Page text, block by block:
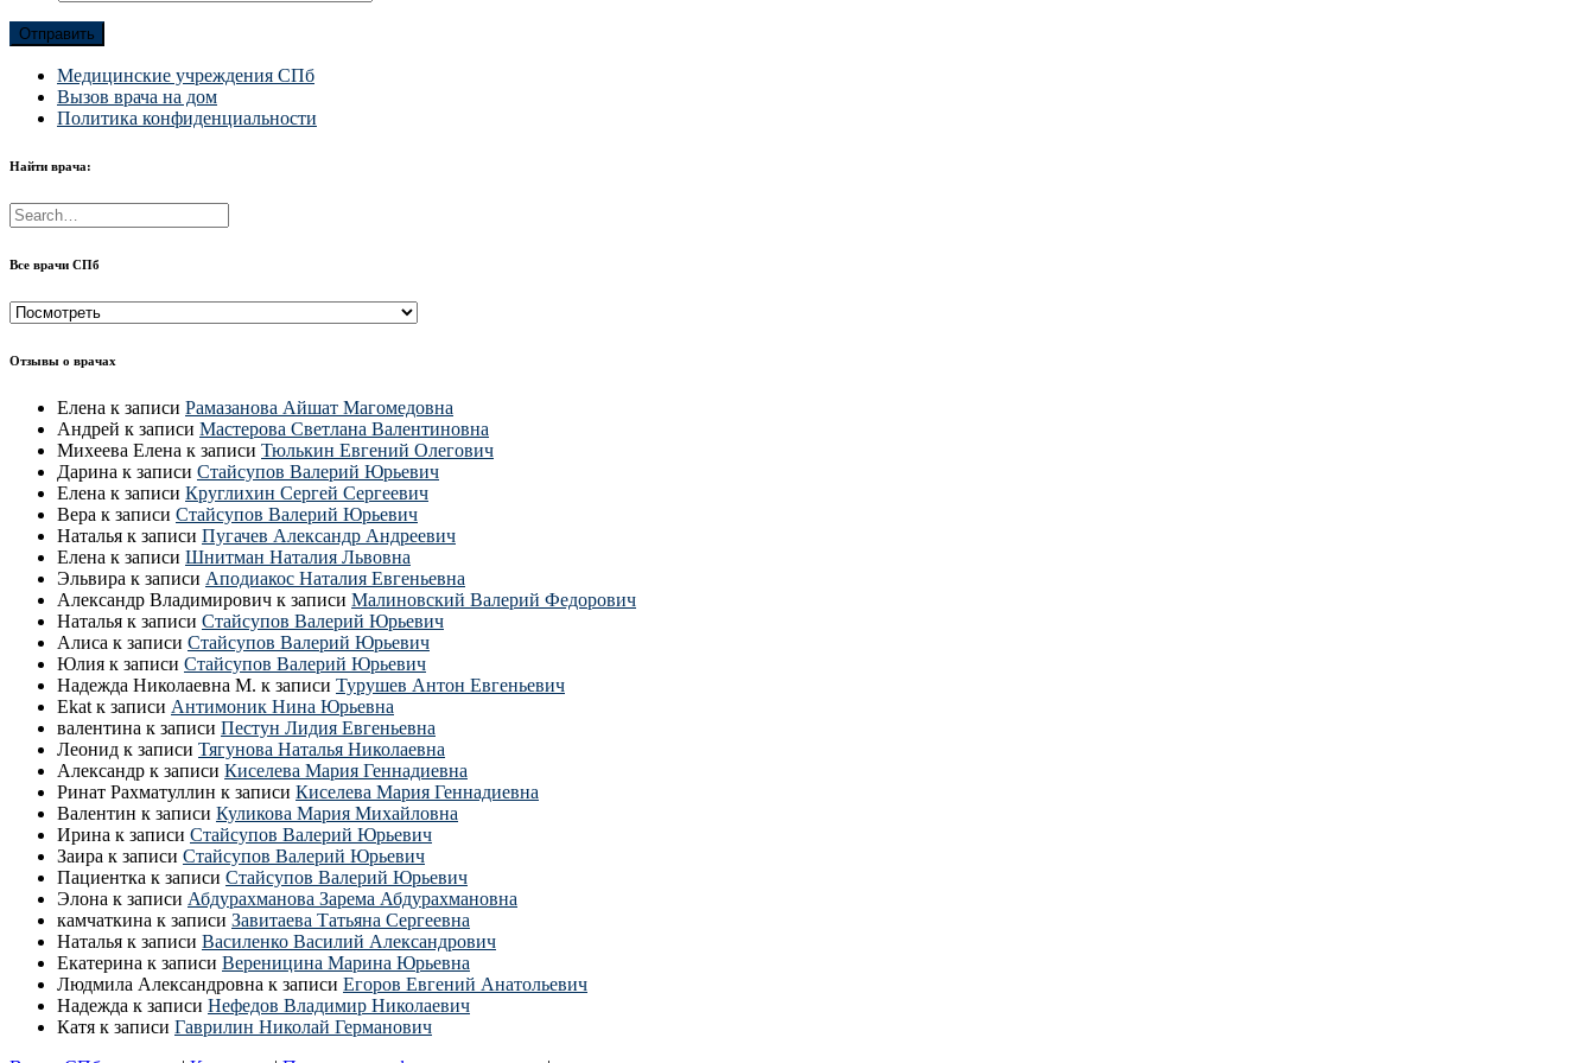
Медицинские учреждения СПб
Вызов врача на дом
Политика конфиденциальности
Найти врача:
Все врачи СПб
Все
СПб
Отзывы о врачах
Елена к записи Рамазанова Айшат Магомедовна
Андрей к записи Мастерова Светлана Валентиновна
Михеева Елена к записи Тюлькин Евгений Олегович
Дарина к записи Стайсупов Валерий Юрьевич
Елена к записи Круглихин Сергей Сергеевич
Вера к записи Стайсупов Валерий Юрьевич
Наталья к записи Пугачев Александр Андреевич
Елена к записи Шнитман Наталия Львовна
Эльвира к записи Аподиакос Наталия Евгеньевна
Александр Владимирович к записи Малиновский Валерий Федорович
Наталья к записи Стайсупов Валерий Юрьевич
Алиса к записи Стайсупов Валерий Юрьевич
Юлия к записи Стайсупов Валерий Юрьевич
Надежда Николаевна М. к записи Турушев Антон Евгеньевич
Ekat к записи Антимоник Нина Юрьевна
валентина к записи Пестун Лидия Евгеньевна
Леонид к записи Тягунова Наталья Николаевна
Александр к записи Киселева Мария Геннадиевна
Ринат Рахматуллин к записи Киселева Мария Геннадиевна
Валентин к записи Куликова Мария Михайловна
Ирина к записи Стайсупов Валерий Юрьевич
Заира к записи Стайсупов Валерий Юрьевич
Пациентка к записи Стайсупов Валерий Юрьевич
Элона к записи Абдурахманова Зарема Абдурахмановна
камчаткина к записи Завитаева Татьяна Сергеевна
Наталья к записи Василенко Василий Александрович
Екатерина к записи Вереницина Марина Юрьевна
Людмила Александровна к записи Егоров Евгений Анатольевич
Надежда к записи Нефедов Владимир Николаевич
Катя к записи Гаврилин Николай Германович